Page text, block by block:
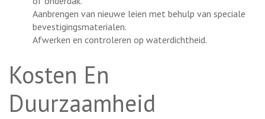
Aanbrengen van nieuwe leien met behulp van speciale
bevestigingsmaterialen.
Afwerken en controleren op waterdichtheid.
Kosten En
Duurzaamheid